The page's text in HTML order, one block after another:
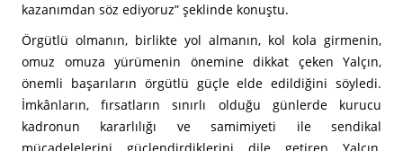
kazanımdan söz ediyoruz” şeklinde konuştu.
Örgütlü olmanın, birlikte yol almanın, kol kola girmenin,
omuz omuza yürümenin önemine dikkat çeken Yalçın,
önemli başarıların örgütlü güçle elde edildiğini söyledi.
İmkânların, fırsatların sınırlı olduğu günlerde kurucu
kadronun kararlılığı ve samimiyeti ile sendikal